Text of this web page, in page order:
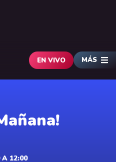
EN VIVO MÁS
A 12:00